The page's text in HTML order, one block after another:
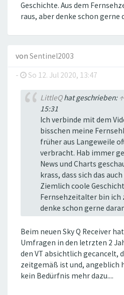
Geschichte. Aus dem
raus, aber denke schon gerne
von Sentinel2003
-
So 12. Jul 2020, 13:47
LittleQhat geschrieben: ↑
15:31
Ich verbinde mit dem
bisschen meine
früher aus Langeweile
verbracht. Hab immer
News und Charts
krass, dass sich das
Ziemlich coole
Fernsehzeitalter bin ich
denke schon gerne
Beim neuen Sky Q Receiver
Umfragen in den letrzten 2
den VT absichtlich gecancelt,
zeitgemäß ist und, angeblich
kein Bedürfnis mehr dazu....